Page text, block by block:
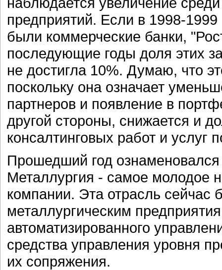
предприятий. Если в 1998-
были коммерческие банки,
последующие годы доля этих
не достигла 10%. Думаю, что
поскольку она означает
партнеров и появление в
другой стороны, снижается и
консалтинговых работ и услуг
Прошедший год
Металлургия - самое молодое
компании. Эта отрасль сейчас
металлургическим
автоматизированного
средства управления уровня
их сопряжения.